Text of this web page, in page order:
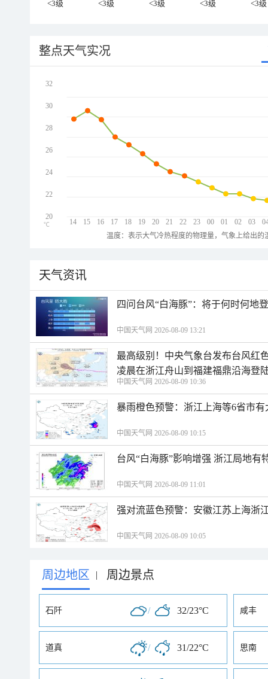
<3级
<3级 <3级 <3级 <3级
整点天气实况
14 15 16 17 18 19 20 21 22 23 00 01 02 03
32
30
28
26
24
22
20
℃
温度：表示大气冷热程度的物理量，气象上给出
天气资讯
四问台风“白海豚”：将于何时何地
中国天气网 2026-08-09 13:21
最高级别！中央气象台发布台风红
凌晨在浙江舟山到福建福鼎沿海登
中国天气网 2026-08-09 10:36
暴雨橙色预警：浙江上海等6省市
中国天气网 2026-08-09 10:15
台风“白海豚”影响增强 浙江局地有
中国天气网 2026-08-09 11:01
强对流蓝色预警：安徽江苏上海浙
中国天气网 2026-08-09 10:05
周边地区 | 周边景点
石阡 / 32/23°C 咸丰
道真 / 31/22°C 思南